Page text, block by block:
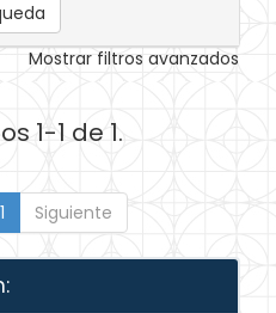
Mostrar filtros avanzados
1-1 de 1.
1 Siguiente